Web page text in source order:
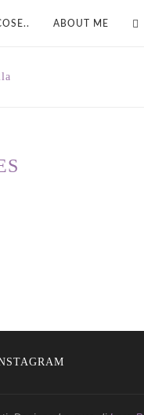
ABOUT ME